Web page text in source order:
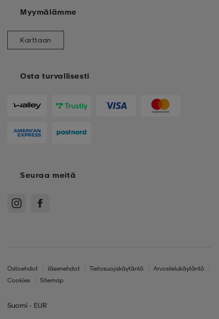
Osta turvallisesti
Myymälämme
Karttaan
Seuraa meitä
Ostoehdot Jäsenehdot Tietosuojakäytäntö
Arvostelukäytäntö
Cookies
Sitemap
Suomi - EUR